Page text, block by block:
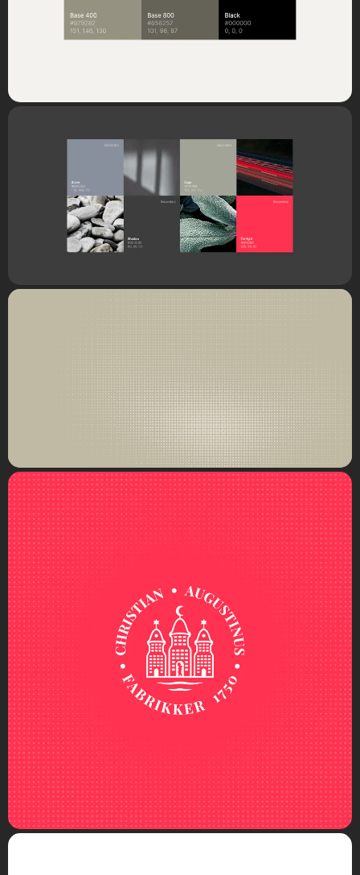
Testimonial
med Dwarf. Igennem både den
produktionen af websitet, lancering og
opfølgning har Dwarf været
professionelle medspillere og udvist et
meget højt fagligt og kreativt niveau.”
Line Gulløv Lundh
Sekretariatschef i Chr. Augustinus Fabrikker og
Augustinus Fonden
Sanity